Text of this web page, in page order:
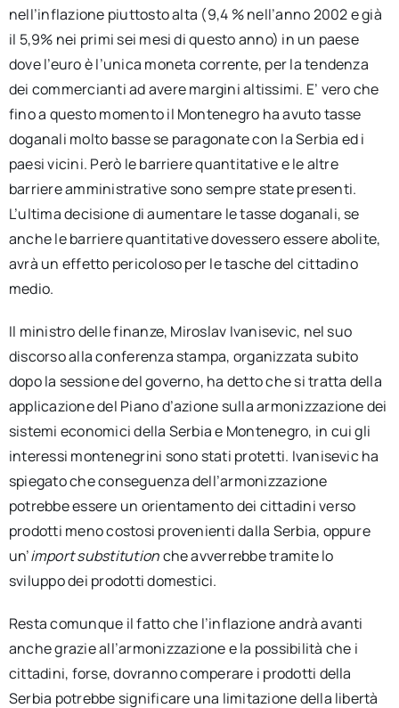
nell’inflazione piuttosto alta (9,4 % nell’anno 2002 e già
il 5,9% nei primi sei mesi di questo anno) in un paese
dove l’euro è l’unica moneta corrente, per la tendenza
dei commercianti ad avere margini altissimi. E’ vero che
fino a questo momento il Montenegro ha avuto tasse
doganali molto basse se paragonate con la Serbia ed i
paesi vicini. Però le barriere quantitative e le altre
barriere amministrative sono sempre state presenti.
L’ultima decisione di aumentare le tasse doganali, se
anche le barriere quantitative dovessero essere abolite,
avrà un effetto pericoloso per le tasche del cittadino
medio.
Il ministro delle finanze, Miroslav Ivanisevic, nel suo
discorso alla conferenza stampa, organizzata subito
dopo la sessione del governo, ha detto che si tratta della
applicazione del Piano d’azione sulla armonizzazione dei
sistemi economici della Serbia e Montenegro, in cui gli
interessi montenegrini sono stati protetti. Ivanisevic ha
spiegato che conseguenza dell’armonizzazione
potrebbe essere un orientamento dei cittadini verso
prodotti meno costosi provenienti dalla Serbia, oppure
un’import substitutionche avverrebbe tramite lo
sviluppo dei prodotti domestici.
Resta comunque il fatto che l’inflazione andrà avanti
anche grazie all’armonizzazione e la possibilità che i
cittadini, forse, dovranno comperare i prodotti della
Serbia potrebbe significare una limitazione della libertà